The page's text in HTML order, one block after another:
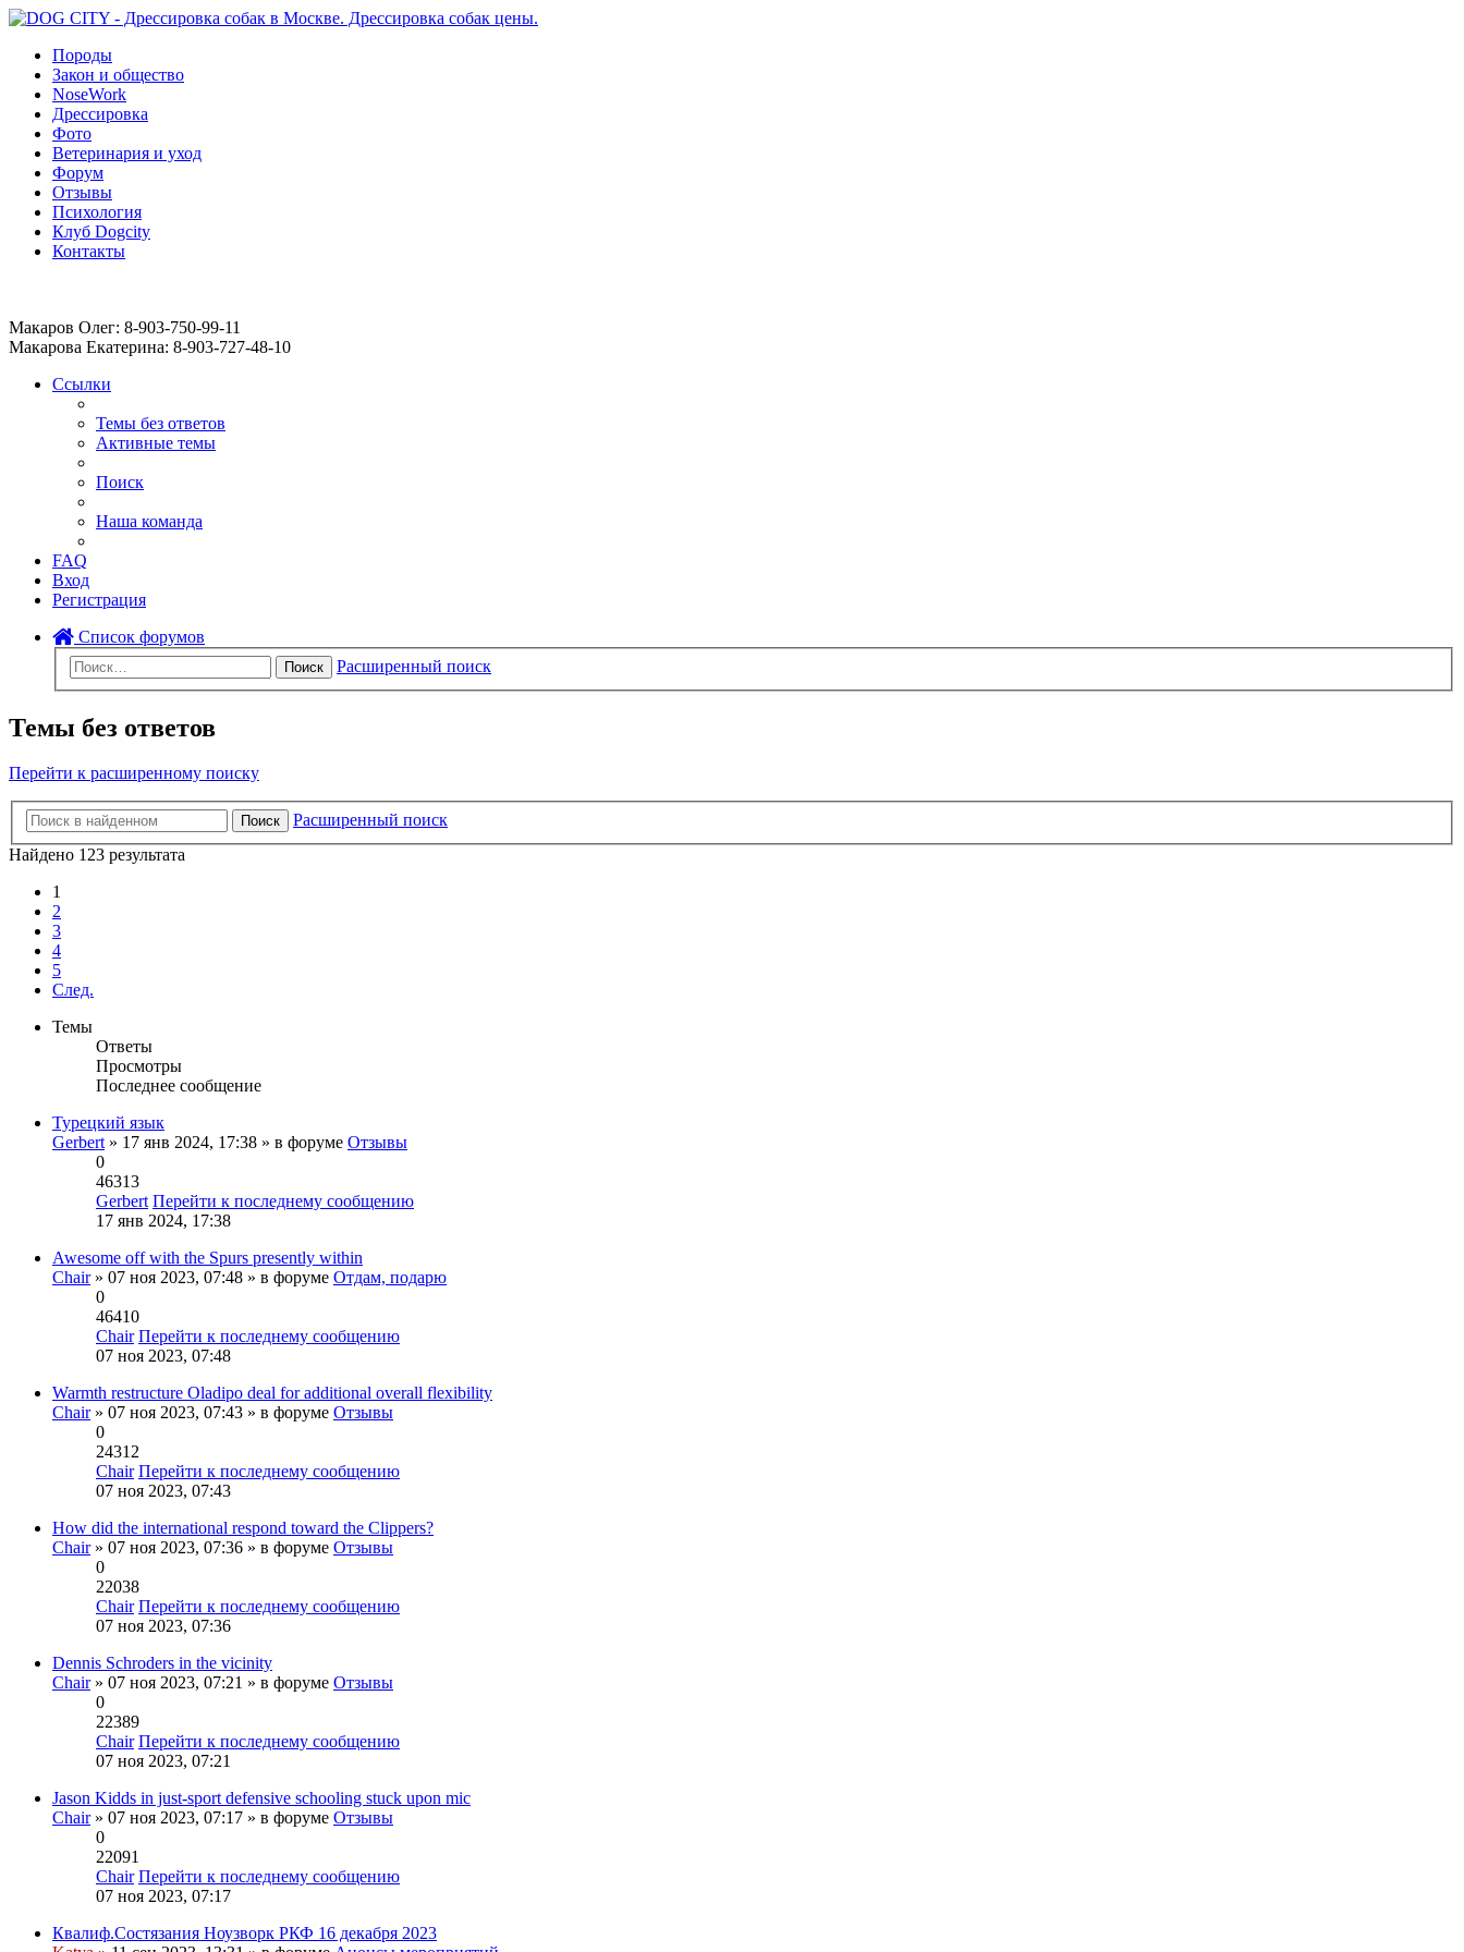
Породы
Закон и общество
NoseWork
Дрессировка
Фото
Ветеринария и уход
Форум
Отзывы
Психология
Клуб Dogcity
Контакты
Макаров Олег: 8-903-750-99-11
Макарова Екатерина: 8-903-727-48-10
Ссылки
Темы без ответов
Активные темы
Поиск
Наша команда
FAQ
Вход
Регистрация
Список форумов
Поиск Расширенный поиск
Темы без ответов
Перейти к расширенному поиску
Поиск
Расширенный поиск
Найдено 123 результата
1
2
3
4
5
След.
Темы
Ответы
Просмотры
Последнее сообщение
Турецкий язык
Gerbert » 17 янв 2024, 17:38 » в форуме Отзывы
0
46313
Gerbert Перейти к последнему сообщению
17 янв 2024, 17:38
Awesome off with the Spurs presently within
Chair» 07 ноя 2023, 07:48 » в форуме Отдам, подарю
0
46410
Chair Перейти к последнему сообщению
07 ноя 2023, 07:48
Warmth restructure Oladipo deal for additional overall flexibility
Chair» 07 ноя 2023, 07:43 » в форуме Отзывы
0
24312
Chair Перейти к последнему сообщению
07 ноя 2023, 07:43
How did the international respond toward the Clippers?
Chair» 07 ноя 2023, 07:36 » в форуме Отзывы
0
22038
Chair Перейти к последнему сообщению
07 ноя 2023, 07:36
Dennis Schroders in the vicinity
Chair» 07 ноя 2023, 07:21 » в форуме Отзывы
0
22389
Chair Перейти к последнему сообщению
07 ноя 2023, 07:21
Jason Kidds in just-sport defensive schooling stuck upon mic
Chair» 07 ноя 2023, 07:17 » в форуме Отзывы
0
22091
Chair Перейти к последнему сообщению
07 ноя 2023, 07:17
Квалиф.Состязания Ноузворк РКФ 16 декабря 2023